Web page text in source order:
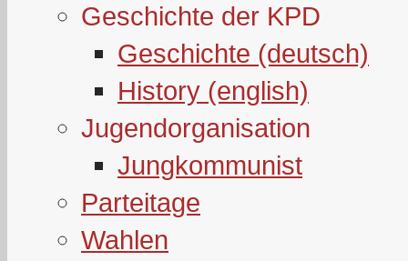
Geschichte der KPD
Geschichte (deutsch)
History (english)
Jugendorganisation
Jungkommunist
Parteitage
Wahlen